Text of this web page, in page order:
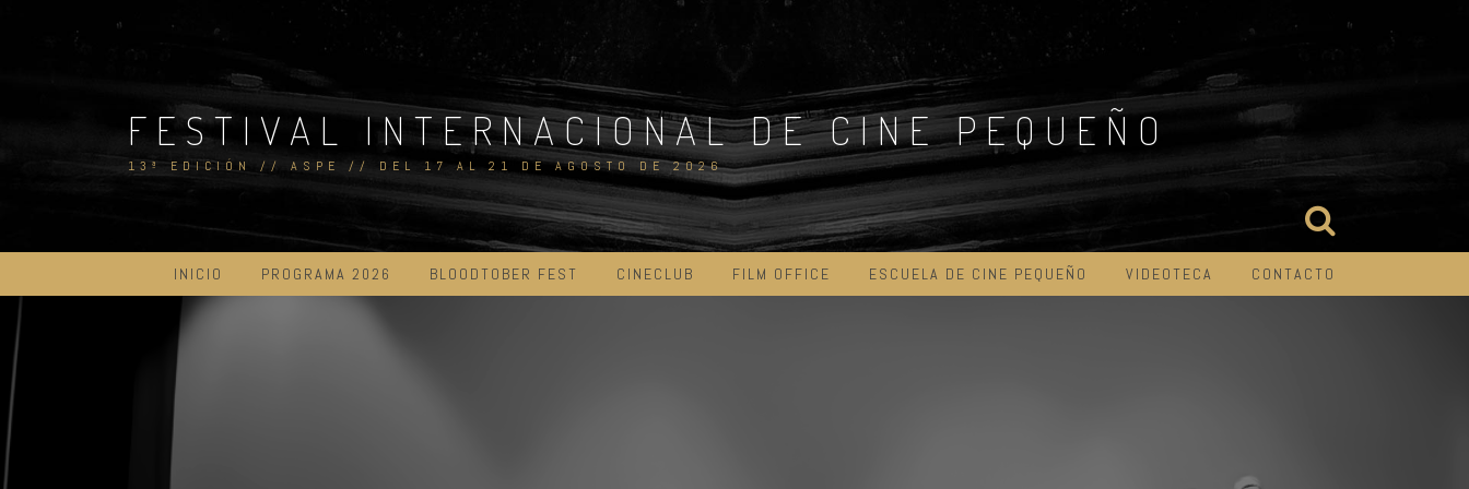
FESTIVAL INTERNACIONAL DE CINE PEQUEÑO
13ª EDICIÓN // ASPE // DEL 17 AL 21 DE AGOSTO DE 2026
INICIO PROGRAMA 2026 BLOODTOBER FEST CINECLUB FILM OFFICE ESCUELA DE CINE PEQUEÑO VIDEOTECA CONTACTO